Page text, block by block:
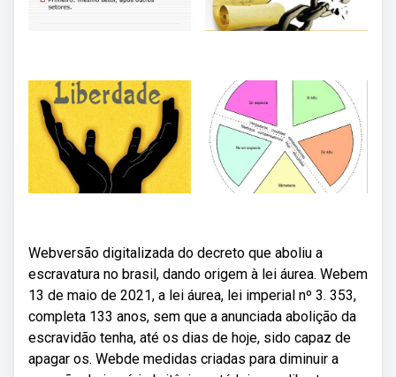
Webversão digitalizada do decreto que aboliu a
escravatura no brasil, dando origem à lei áurea. Webem
13 de maio de 2021, a lei áurea, lei imperial nº 3. 353,
completa 133 anos, sem que a anunciada abolição da
escravidão tenha, até os dias de hoje, sido capaz de
apagar os. Webde medidas criadas para diminuir a